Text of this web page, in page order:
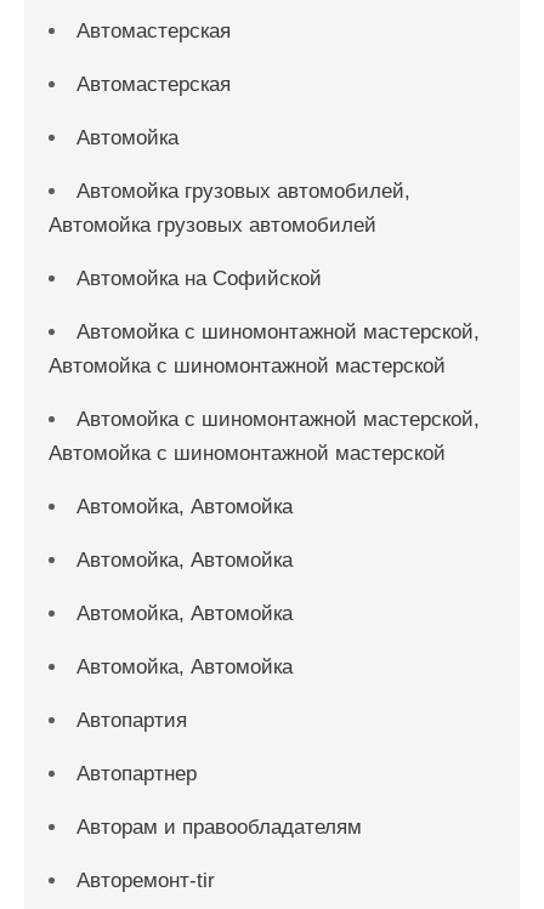
Автомастерская
Автомастерская
Автомойка
Автомойка грузовых автомобилей,
Автомойка грузовых автомобилей
Автомойка на Софийской
Автомойка с шиномонтажной мастерской,
Автомойка с шиномонтажной мастерской
Автомойка с шиномонтажной мастерской,
Автомойка с шиномонтажной мастерской
Автомойка, Автомойка
Автомойка, Автомойка
Автомойка, Автомойка
Автомойка, Автомойка
Автопартия
Автопартнер
Авторам и правообладателям
Авторемонт-tir